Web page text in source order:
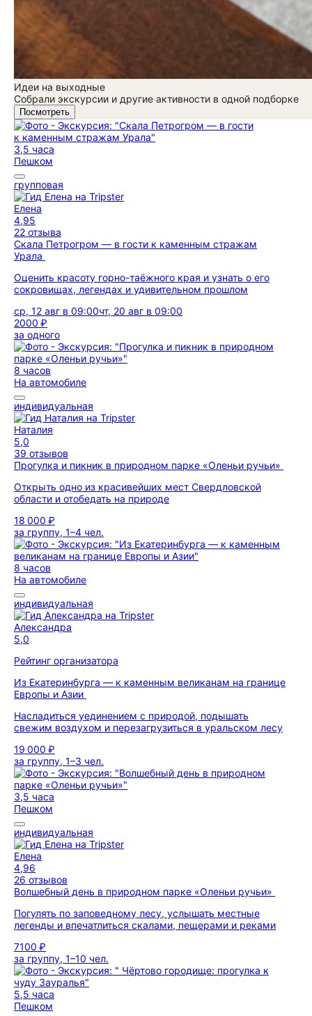
Идеи на выходные
Собрали экскурсии и другие активности в одной подборке
Посмотреть
3,5 часа
Пешком
групповая
Елена
4,95
22 отзыва
Скала Петрогром — в гости к каменным стражам
Урала
Оценить красоту горно-таёжного края и узнать о его
сокровищах, легендах и удивительном прошлом
ср, 12 авг в 09:00чт, 20 авг в 09:00
2000 ₽
за одного
8 часов
На автомобиле
индивидуальная
Наталия
5,0
39 отзывов
Прогулка и пикник в природном парке «Оленьи ручьи»
Открыть одно из красивейших мест Свердловской
области и отобедать на природе
18 000 ₽
за группу, 1–4 чел.
8 часов
На автомобиле
индивидуальная
Александра
5,0
Рейтинг организатора
Из Екатеринбурга — к каменным великанам на границе
Европы и Азии
Насладиться уединением с природой, подышать
свежим воздухом и перезагрузиться в уральском лесу
19 000 ₽
за группу, 1–3 чел.
3,5 часа
Пешком
индивидуальная
Елена
4,96
26 отзывов
Волшебный день в природном парке «Оленьи ручьи»
Погулять по заповедному лесу, услышать местные
легенды и впечатлиться скалами, пещерами и реками
7100 ₽
за группу, 1–10 чел.
5,5 часа
Пешком